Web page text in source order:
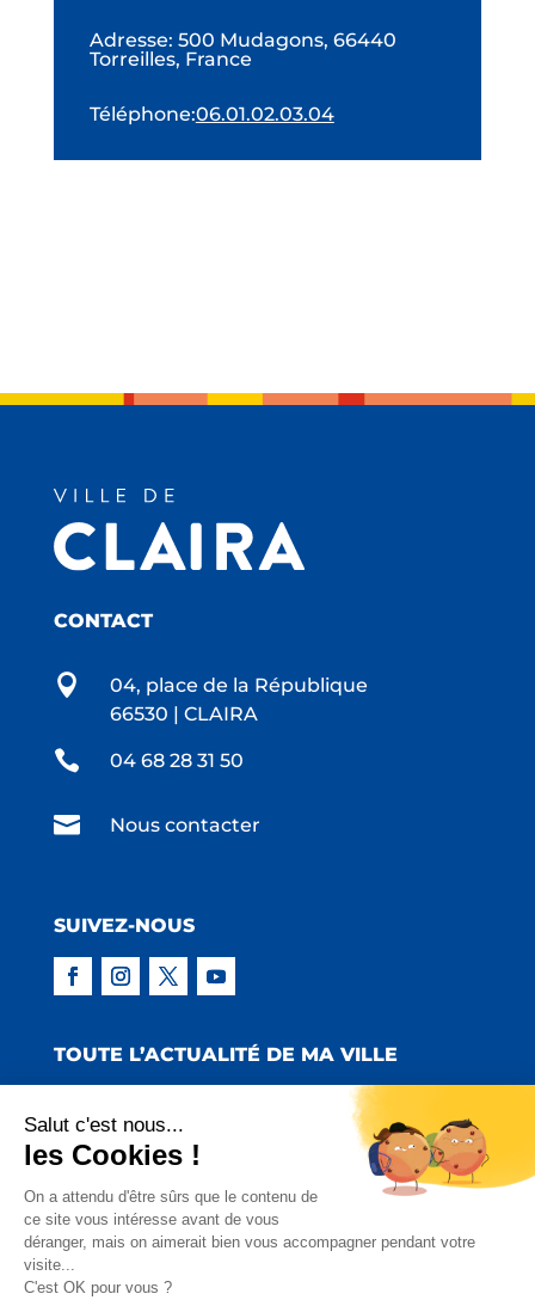
Adresse: 500 Mudagons, 66440
Torreilles, France
Téléphone:06.01.02.03.04
CONTACT

04, place de la République
66530 | CLAIRA
 04 68 28 31 50
 Nous contacter
SUIVEZ-NOUS
TOUTE L’ACTUALITÉ DE MA VILLE
Copyright © 2022 Mairie de Claira | Réalisation
:Emmaluc Communication
Mentions Légales
Salut c'est nous...
les Cookies !
On a attendu d'être sûrs que le contenu de
ce site vous intéresse avant de vous
déranger, mais on aimerait bien vous accompagner pendant votre
visite...
C'est OK pour vous ?